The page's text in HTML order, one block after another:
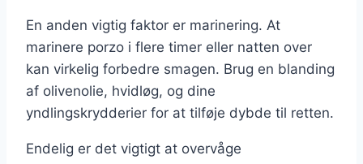
En anden vigtig faktor er marinering. At
marinere porzo i flere timer eller natten over
kan virkelig forbedre smagen. Brug en blanding
af olivenolie, hvidløg, og dine
yndlingskrydderier for at tilføje dybde til retten.
Endelig er det vigtigt at overvåge